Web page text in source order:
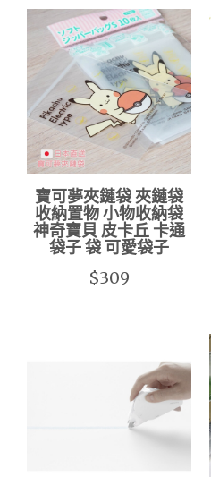
寶可夢夾鏈袋 夾鏈袋
收納置物 小物收納袋
神奇寶貝 皮卡丘 卡通
袋子 袋 可愛袋子
$309